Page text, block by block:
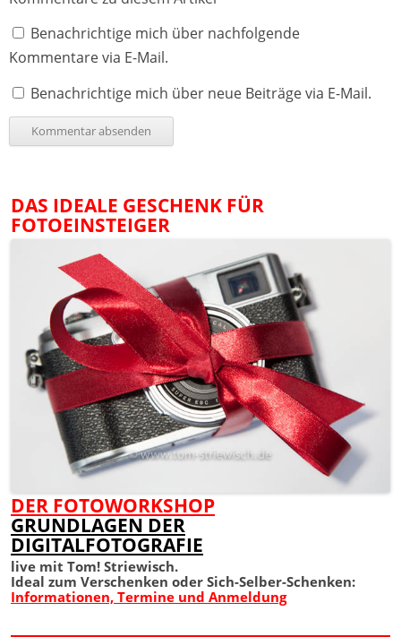
Benachrichtige mich über nachfolgende
Kommentare via E-Mail.
Benachrichtige mich über neue Beiträge via E-Mail.
DAS IDEALE GESCHENK FÜR
FOTOEINSTEIGER
DER FOTOWORKSHOP
GRUNDLAGEN DER
DIGITALFOTOGRAFIE
live mit Tom! Striewisch.
Ideal zum Verschenken oder Sich-Selber-Schenken:
Informationen, Termine und Anmeldung